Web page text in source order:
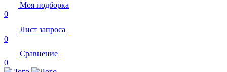
Моя подборка
0
Лист запроса
0
Сравнение
0